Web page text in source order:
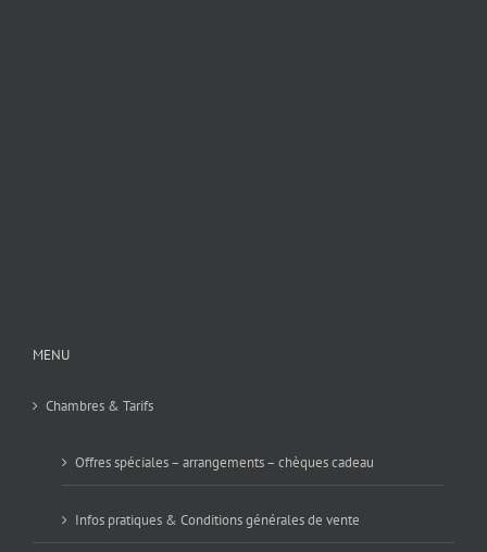
MENU
Chambres & Tarifs
Offres spéciales – arrangements – chèques cadeau
Infos pratiques & Conditions générales de vente